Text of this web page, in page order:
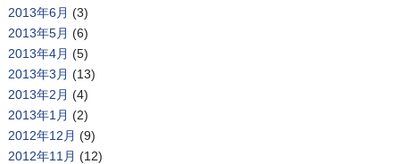
2013年6月 (3)
2013年5月 (6)
2013年4月 (5)
2013年3月 (13)
2013年2月 (4)
2013年1月 (2)
2012年12月 (9)
2012年11月 (12)